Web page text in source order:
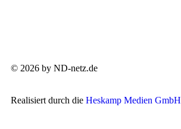
© 2026 by ND-netz.de
Realisiert durch die Heskamp Medien GmbH